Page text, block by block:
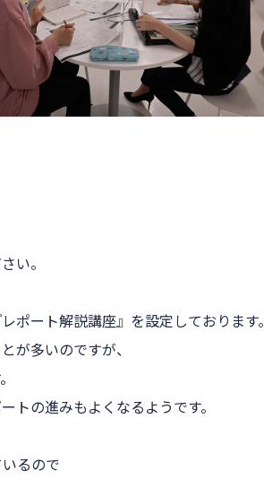
い。
レポート解説講座』 を設定しております。
が多いのですが、
トの進みもよくなるようです。
るので